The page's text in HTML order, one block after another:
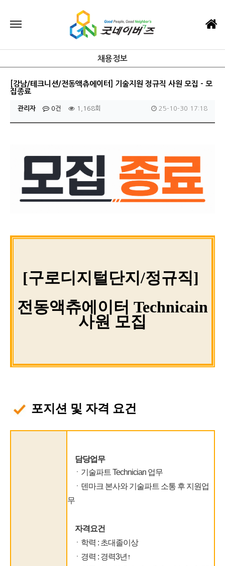
채용정보
[강남/테크니션/전동액츄에이터] 기술지원 정규직 사원 모집 - 모
집종료
관리자 0건 1,168회 25-10-30 17:18
[구로디지털단지/정규직]
전동액츄에이터 Technicain
사원 모집
포지션 및 자격 요건
담당업무
ㆍ기술파트 Technician 업무
ㆍ덴마크 본사와 기술파트 소통 후 지원업
무
자격요건
ㆍ학력 : 초대졸이상
ㆍ경력 : 경력3년↑